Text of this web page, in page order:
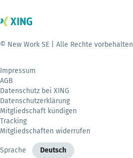
© New Work SE | Alle Rechte vorbehalten
Impressum
AGB
Datenschutz bei XING
Datenschutzerklärung
Mitgliedschaft kündigen
Tracking
Mitgliedschaften widerrufen
Sprache Deutsch